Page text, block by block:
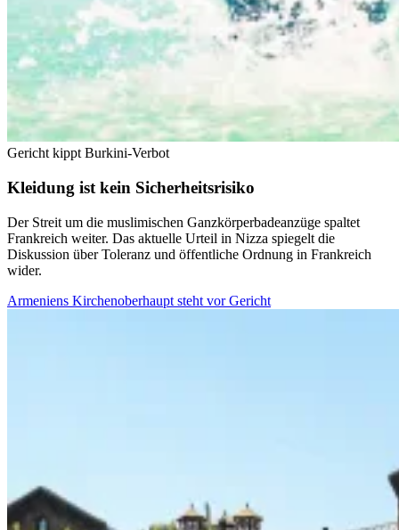
Gericht kippt Burkini-Verbot
Kleidung ist kein Sicherheitsrisiko
Der Streit um die muslimischen Ganzkörperbadeanzüge spaltet
Frankreich weiter. Das aktuelle Urteil in Nizza spiegelt die
Diskussion über Toleranz und öffentliche Ordnung in Frankreich
wider.
Armeniens Kirchenoberhaupt steht vor Gericht